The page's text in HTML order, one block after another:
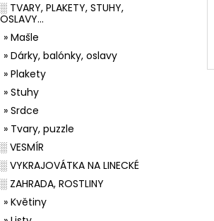
░ TVARY, PLAKETY, STUHY,
OSLAVY...
» Mašle
» Dárky, balónky, oslavy
» Plakety
» Stuhy
» Srdce
» Tvary, puzzle
░ VESMÍR
░ VYKRAJOVÁTKA NA LINECKÉ
░ ZAHRADA, ROSTLINY
» Květiny